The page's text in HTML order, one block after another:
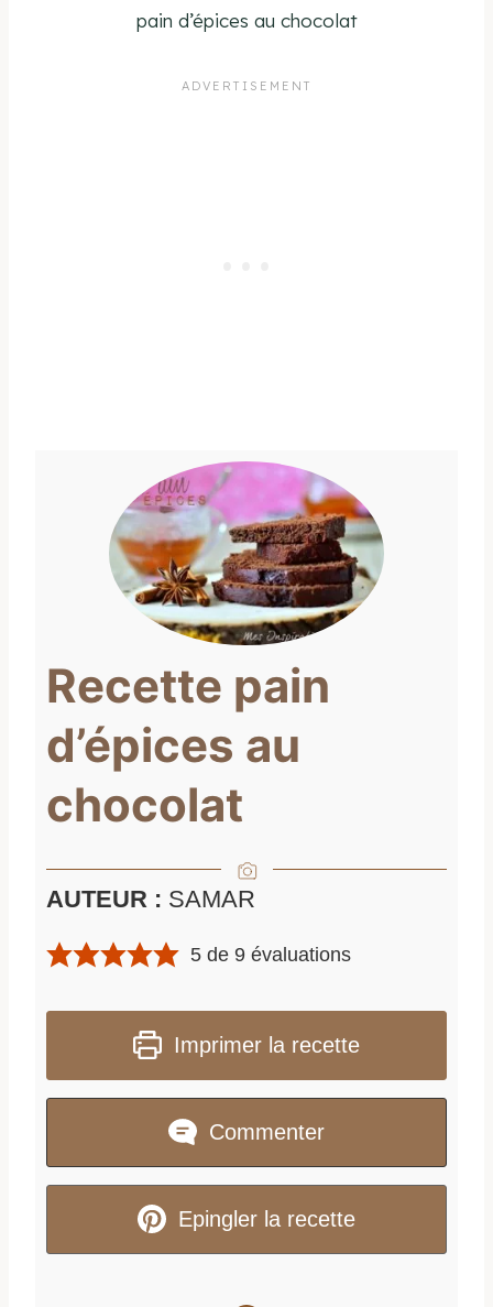
pain d’épices au chocolat
Recette pain
d’épices au
chocolat
AUTEUR : SAMAR
5 de9 évaluations
Imprimer la recette
Commenter
Epingler la recette